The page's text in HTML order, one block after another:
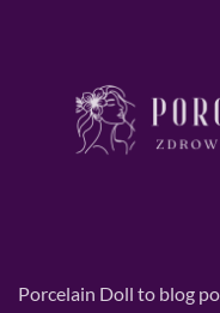
Porcelain Doll to blog